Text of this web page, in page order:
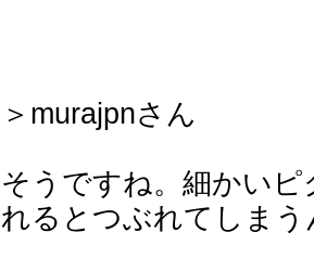
＞murajpnさん
そうですね。細かい
れるとつぶれてしま